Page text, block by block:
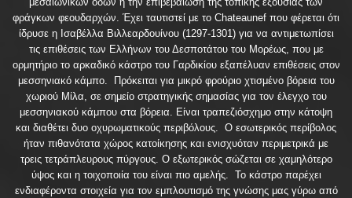
φράγκων φεουδαρχών. Έχει ταυτιστεί με το Chateaunef που φέρεται ότι
ίδρυσε η Ισαβέλλα Βιλλεαρδουίνου (1297-1301) για να αντιμετωπίσει
τις επιθέσεις των Ελλήνων του Δεσποτάτου του Μορέως, που με
ορμητήριο το αρκαδικό κάστρο του Γαρδικίου εξαπέλυαν επιθέσεις στον
μεσσηνιακό κάμπο. Πρόκειται για μικρό φρούριο χτισμένο βόρεια του
χωριού Μίλα, σε σημείο στρατηγικής σημασίας για τον έλεγχο του
μεσσηνιακού κάμπου στα βόρεια. Είναι τραπεζιόσχημο στην κάτοψη
και διαθέτει δυο οχυρωματικούς περιβόλους. Ο εσωτερικός περίβολος
ήταν πιθανότατα χώρος κατοίκησης και ενισχυόταν περιμετρικά με
τρεις τετράπλευρους πύργους. Ο εξωτερικός σώζεται σε χαμηλότερο
ύψος και η τοιχοποιία του είναι πιο αμελής. Το κάστρο παρέχει
ενδιαφέροντα στοιχεία για τον εμπλουτισμό της γνώσης μας γύρω από